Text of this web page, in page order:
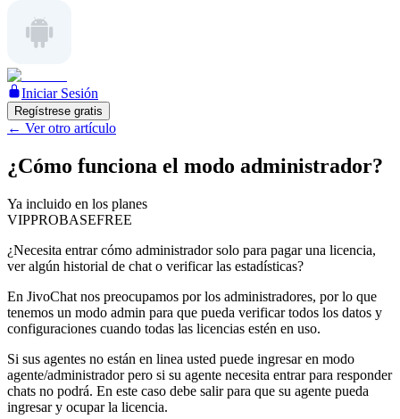
Iniciar Sesión
Regístrese gratis
← Ver otro artículo
¿Cómo funciona el modo administrador?
Ya incluido en los planes
VIPPROBASEFREE
¿Necesita entrar cómo administrador solo para pagar una licencia,
ver algún historial de chat o verificar las estadísticas?
En JivoChat nos preocupamos por los administradores, por lo que
tenemos un modo admin para que pueda verificar todos los datos y
configuraciones cuando todas las licencias estén en uso.
Si sus agentes no están en linea usted puede ingresar en modo
agente/administrador pero si su agente necesita entrar para responder
chats no podrá. En este caso debe salir para que su agente pueda
ingresar y ocupar la licencia.